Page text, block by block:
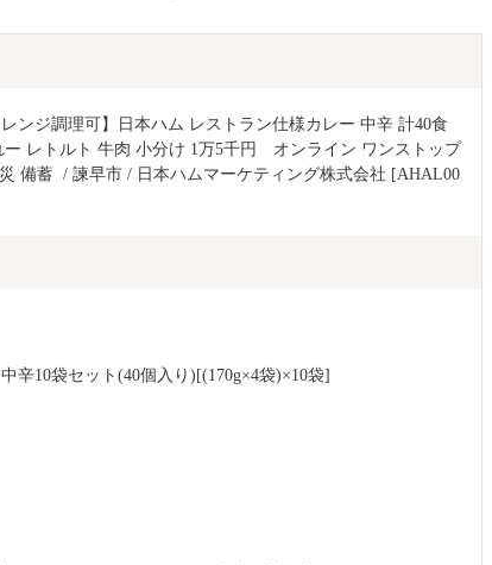
ンジ調理可】日本ハム レストラン仕様カレー 中辛 計40食
ー レトルト 牛肉 小分け 1万5千円　オンライン ワンストップ
備蓄  / 諫早市 / 日本ハムマーケティング株式会社 [AHAL00
辛10袋セット(40個入り)[(170g×4袋)×10袋]